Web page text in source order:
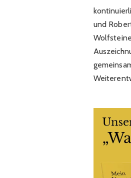
und